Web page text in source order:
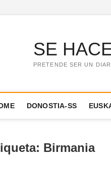
SE
PRETENDE SER UN
DONOSTIA-SS
Birmania